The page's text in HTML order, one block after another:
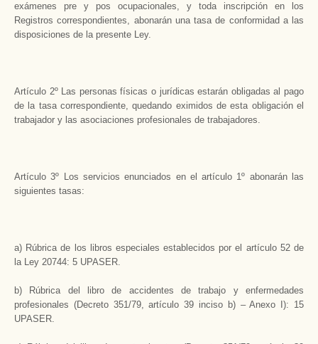
exámenes pre y pos ocupacionales, y toda inscripción en los
Registros correspondientes, abonarán una tasa de conformidad a las
disposiciones de la presente Ley.
Artículo 2º Las personas físicas o jurídicas estarán obligadas al pago
de la tasa correspondiente, quedando eximidos de esta obligación el
trabajador y las asociaciones profesionales de trabajadores.
Artículo 3º Los servicios enunciados en el artículo 1º abonarán las
siguientes tasas:
a) Rúbrica de los libros especiales establecidos por el artículo 52 de
la Ley 20744: 5 UPASER.
b) Rúbrica del libro de accidentes de trabajo y enfermedades
profesionales (Decreto 351/79, artículo 39 inciso b) – Anexo I): 15
UPASER.